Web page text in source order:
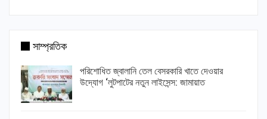
সাম্প্রতিক
পরিশোধিত জ্বালানি তেল বেসরকারি খাতে দেওয়ার
উদ্যোগ ‘লুটপাটের নতুন লাইসেন্স: জামায়াত